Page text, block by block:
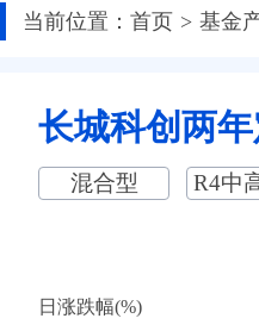
当前位置： 首页 基金
长城科创两
混合型 R4中
日涨跌幅(%)